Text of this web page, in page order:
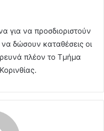
για να προσδιοριστούν
να δώσουν καταθέσεις οι
πλέον το Τμήμα